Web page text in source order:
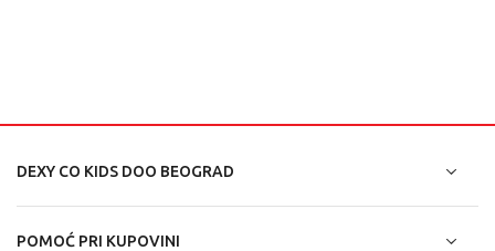
DEXY CO KIDS DOO BEOGRAD
POMOĆ PRI KUPOVINI